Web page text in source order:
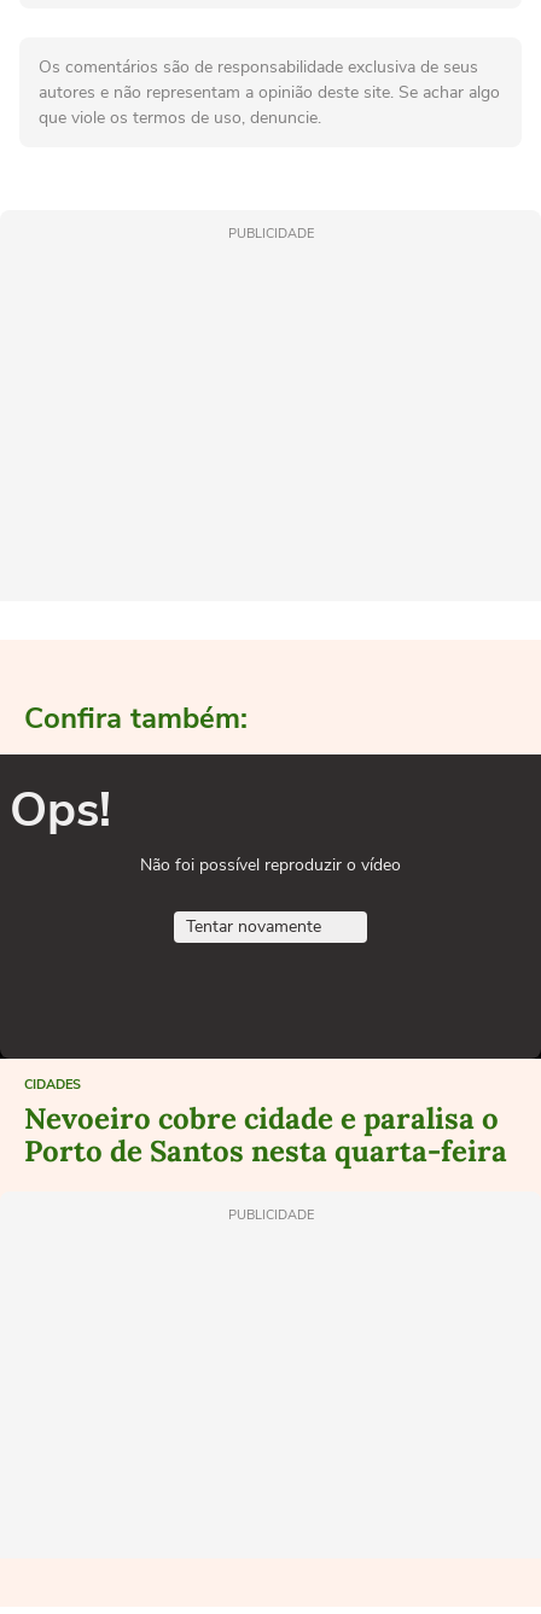
Os comentários são de responsabilidade exclusiva de seus
autores e não representam a opinião deste site. Se achar algo
que viole os termos de uso, denuncie.
PUBLICIDADE
Confira também:
Ops!
Não foi possível reproduzir o vídeo
Tentar novamente
CIDADES
Nevoeiro cobre cidade e paralisa o
Porto de Santos nesta quarta-feira
PUBLICIDADE